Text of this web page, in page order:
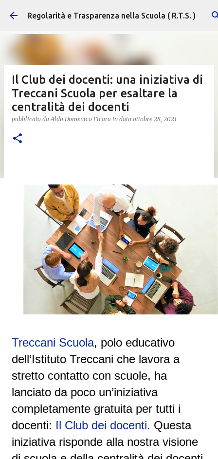
Passa ai contenuti principali
Regolarità e Trasparenza nella Scuola ( R.T.S. )
Il Club dei docenti: una iniziativa di
Treccani Scuola per esaltare la
centralità dei docenti
pubblicato daAldo Domenico Ficara in data ottobre 28, 2021
Treccani Scuola, polo educativo
dell’Istituto Treccani che lavora a
stretto contatto con scuole, ha
lanciato da poco un’iniziativa
completamente gratuita per tutti i
docenti: Il Club dei docenti. Questa
iniziativa risponde alla nostra visione